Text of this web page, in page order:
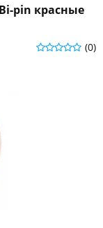
pin красные
(0)